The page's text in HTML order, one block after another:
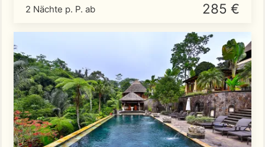
2 Nächte p. P. ab 285 €